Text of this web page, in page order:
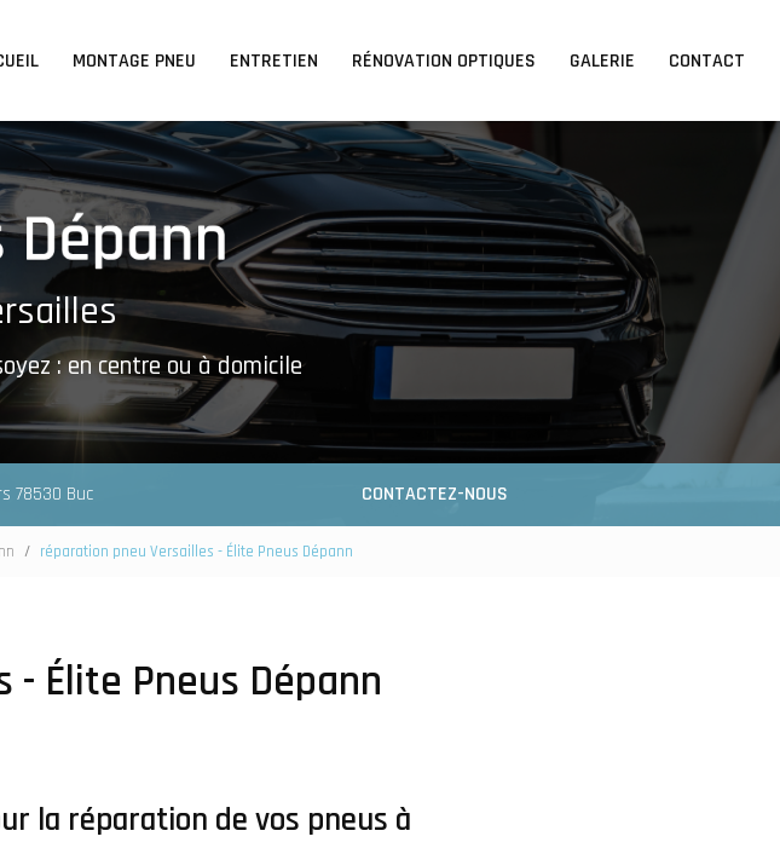
MONTAGE PNEU ENTRETIEN RÉNOVATION OPTIQUES GALERIE CONTACT
: en centre ou à domicile
78530 Buc CONTACTEZ-NOUS
réparation pneu Versailles - Élite Pneus Dépann
Élite Pneus Dépann
la réparation de vos pneus à